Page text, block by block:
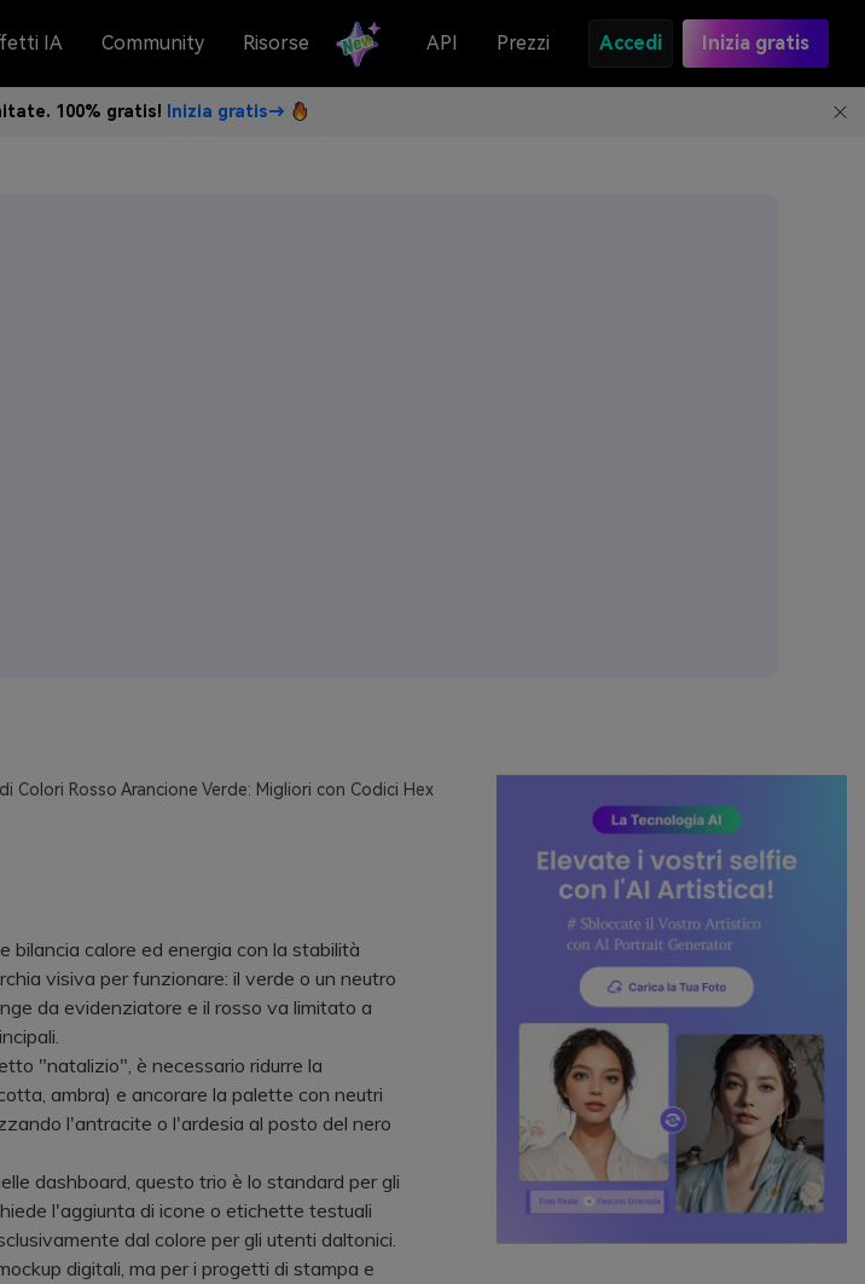
IA Community Risorse API Prezzi Accedi Inizia gratis
100% gratis! Inizia gratis→
Colori Rosso Arancione Verde: Migliori con Codici Hex
bilancia calore ed energia con la stabilità
visiva per funzionare: il verde o un neutro
da evidenziatore e il rosso va limitato a
"natalizio", è necessario ridurre la
ambra) e ancorare la palette con neutri
l'antracite o l'ardesia al posto del nero
dashboard, questo trio è lo standard per gli
l'aggiunta di icone o etichette testuali
dal colore per gli utenti daltonici.
digitali, ma per i progetti di stampa e